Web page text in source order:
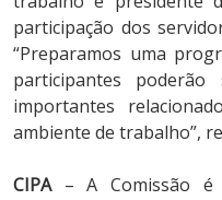
participação dos
“Preparamos uma
participantes
importantes
ambiente de trabalho”,
CIPA– A Comissão é